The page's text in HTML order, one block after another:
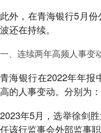
此外，在青海银行5月
波还在持续。
一、连续两年高频人事变
青海银行在2022年年报
高的人事变动。分别为：
2023年5月，选举徐剑
任该行监事会外部监事职